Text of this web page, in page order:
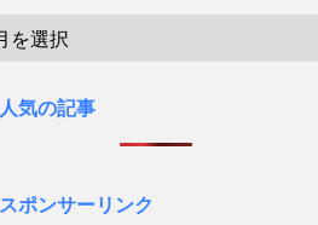
人気の記事
スポンサーリンク